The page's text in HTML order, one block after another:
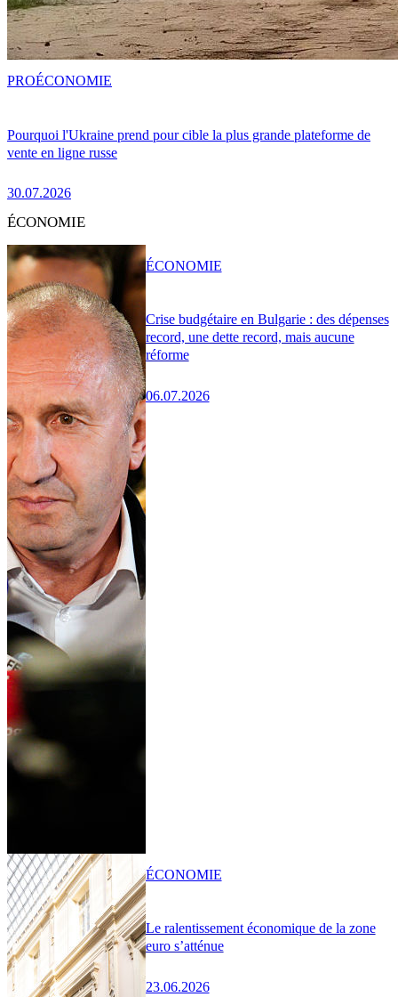
Pourquoi l'Ukraine prend pour cible la plus grande plateforme de
vente en ligne russe
30.07.2026
PROÉCONOMIE
ÉCONOMIE
Crise budgétaire en Bulgarie : des dépenses
record, une dette record, mais aucune
réforme
06.07.2026
ÉCONOMIE
Le ralentissement économique de la zone
euro s’atténue
23.06.2026
ÉCONOMIE